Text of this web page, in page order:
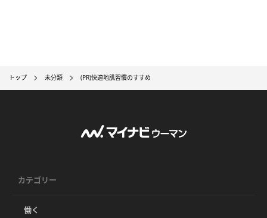
トップ 未分類 (PR)快適地肌習慣のすすめ
カテゴリー
働く